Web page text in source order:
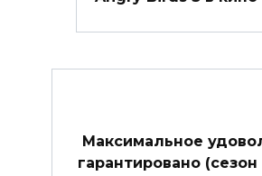
Максимальное
гарантировано (сезон